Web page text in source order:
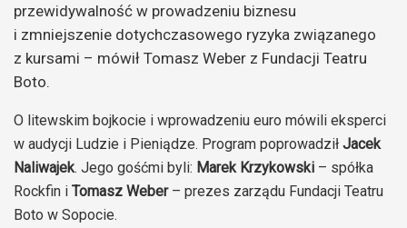
przewidywalność w prowadzeniu biznesu
i zmniejszenie dotychczasowego ryzyka związanego
z kursami – mówił Tomasz Weber z Fundacji Teatru
Boto.
O litewskim bojkocie i wprowadzeniu euro mówili eksperci
w audycji Ludzie i Pieniądze. Program poprowadził Jacek
Naliwajek. Jego gośćmi byli: Marek Krzykowski – spółka
Rockfin i Tomasz Weber– prezes zarządu Fundacji Teatru
Boto w Sopocie.